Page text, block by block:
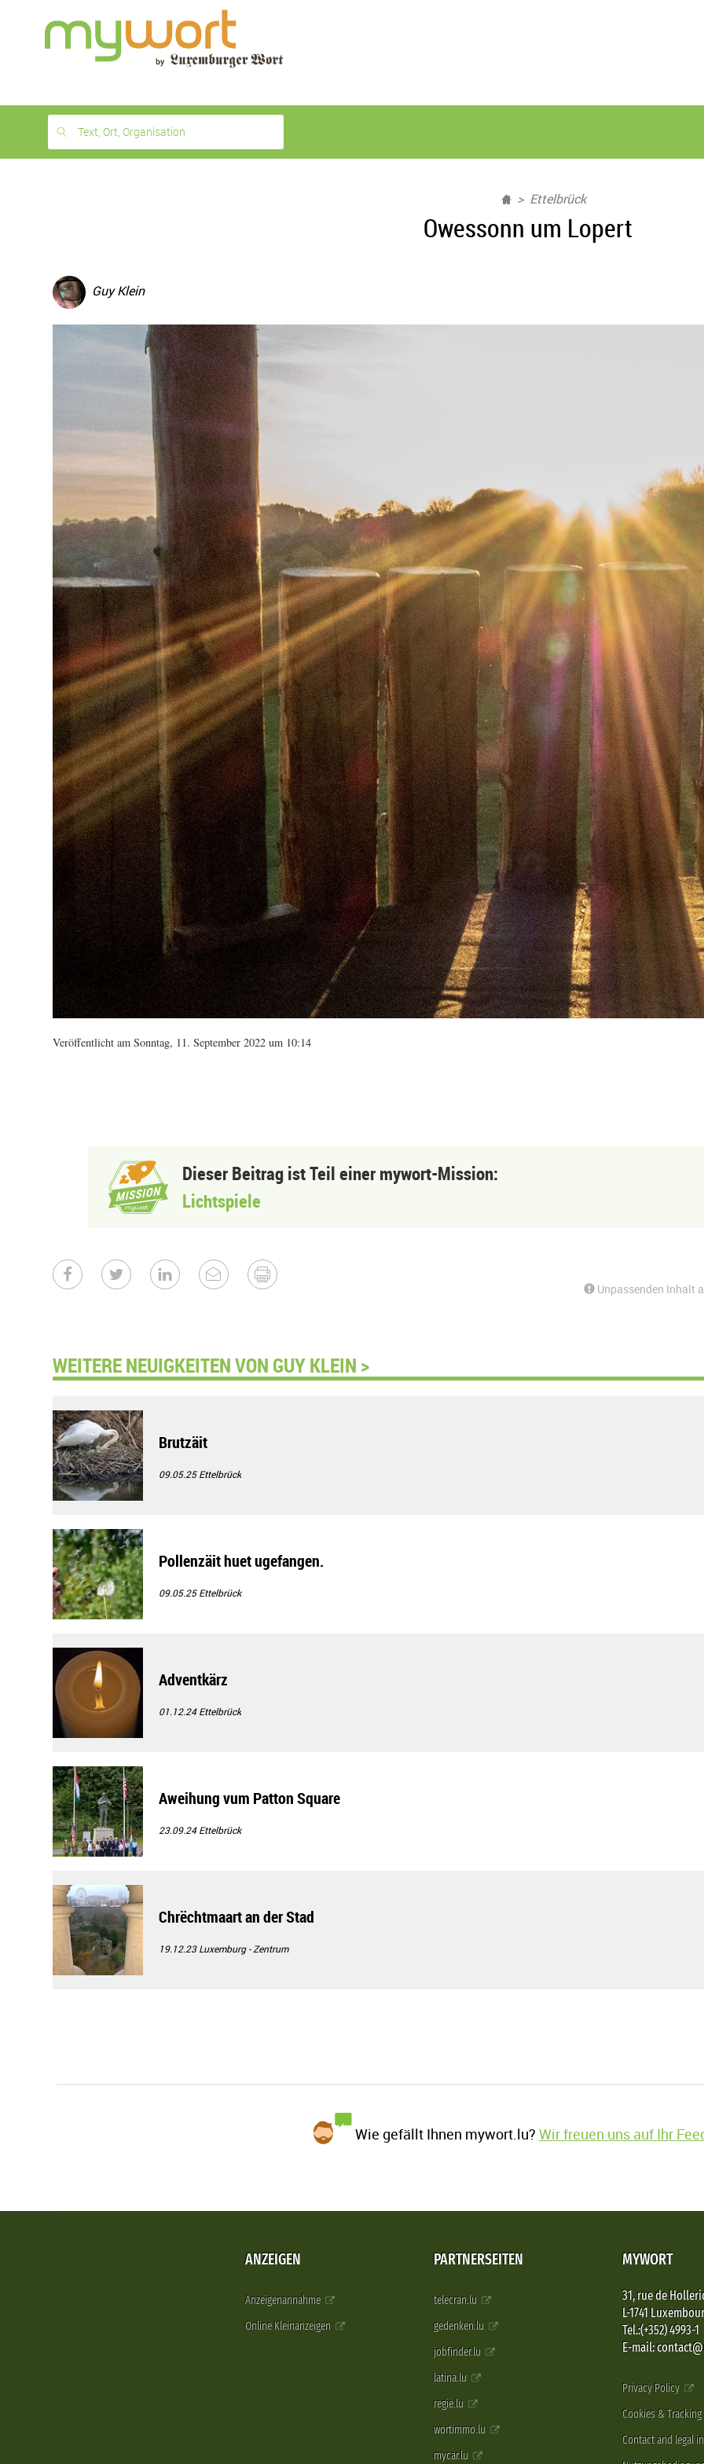
month
free
Text, Ort, Organisation
Ettelbrück
Owessonn um Lopert
Guy Klein
Veröffentlicht am Sonntag, 11. September 2022 um 10:14
Dieser Beitrag ist Teil einer mywort-Mission:
Lichtspiele
Unpassenden Inhalt
WEITERE NEUIGKEITEN VON GUY KLEIN >
Brutzäit
09.05.25Ettelbrück
Pollenzäit huet ugefangen.
09.05.25Ettelbrück
Adventkärz
01.12.24Ettelbrück
Aweihung vum Patton Square
23.09.24Ettelbrück
Chrëchtmaart an der Stad
19.12.23Luxemburg - Zentrum
Wie gefällt Ihnen mywort.lu?Wir freuen uns auf Ihr
ANZEIGEN
Anzeigenannahme
Online Kleinanzeigen
PARTNERSEITEN
telecran.lu
gedenken.lu
jobfinder.lu
latina.lu
regie.lu
wortimmo.lu
mycar.lu
MYWORT
31, rue de
L-1741
Tel.:(+352) 4993-1
E-mail:
Privacy Policy
Cookies & Tracking
Contact and legal